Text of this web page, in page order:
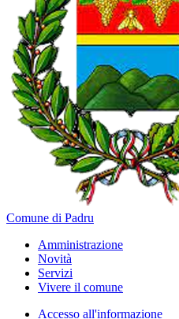
Comune di Padru
Amministrazione
Novità
Servizi
Vivere il comune
Accesso all'informazione